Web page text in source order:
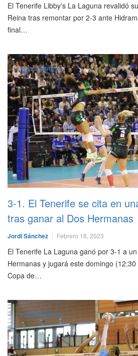
El Tenerife Libby's La Laguna revalidó
Reina tras remontar por 2-3 ante
final…
POLIDEPORTIVO
3-1. El Tenerife se cita en
tras ganar al Dos Hermanas
Jordi Sánchez Febrero 18, 2023
El Tenerife La Laguna ganó por 3-1 a
Hermanas y jugará este domingo
Copa de…
POLIDEPORTIVO